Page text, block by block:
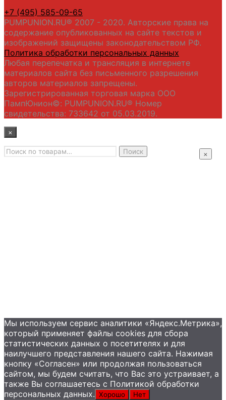
+7 (495) 585-09-65
PUMPUNION.RU® 2007 - 2020. Авторские права на
содержание опубликованных на сайте текстов и
изображений защищены законодательством РФ.
Политика обработки персональных данных
Любая перепечатка и трансляция в интернете
материалов сайта без письменного разрешения
авторов материалов запрещены.
Зарегистрированная торговая марка ООО
ПампЮнион©: PUMPUNION.RU® Номер
свидетельства: 733642 от 05.03.2019.
×
Главная
×
Искать: Поиск
Мы используем сервис аналитики «Яндекс.Метрика»,
который применяет файлы сookies для сбора
статистических данных о посетителях и для
наилучшего представления нашего сайта. Нажимая
кнопку «Согласен» или продолжая пользоваться
сайтом, мы будем считать, что Вас это устраивает, а
также Вы соглашаетесь с Политикой обработки
персональных данных. Хорошо
Нет